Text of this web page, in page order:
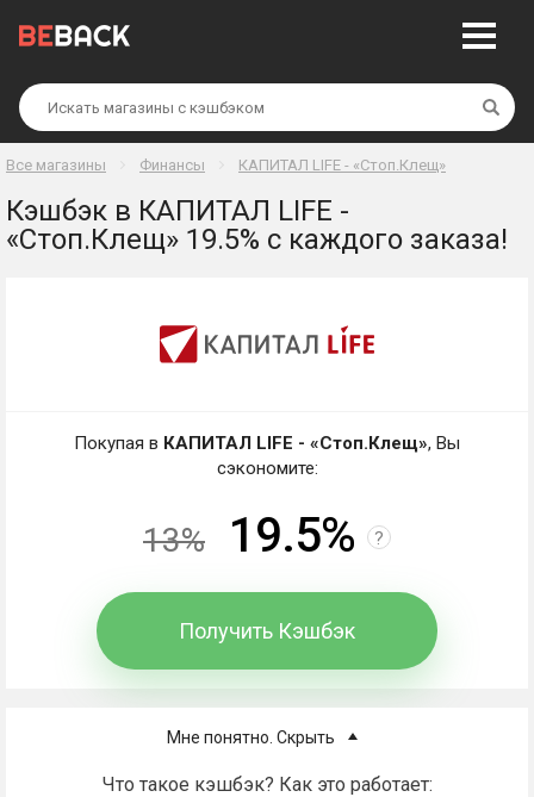
Все магазины Финансы КАПИТАЛ LIFE - «Стоп.Клещ»
Кэшбэк в КАПИТАЛ LIFE -
«Стоп.Клещ» 19.5% с каждого заказа!
Мне понятно. Скрыть
Что такое кэшбэк? Как это работает:
Покупая в КАПИТАЛ LIFE - «Стоп.Клещ», Вы
сэкономите:
13% 19.5% ?
Получить Кэшбэк